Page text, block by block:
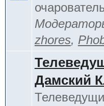
zhores,
Дамский